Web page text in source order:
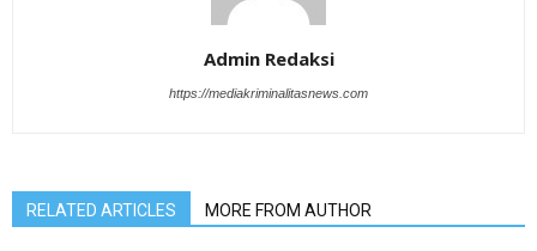
Admin Redaksi
https://mediakriminalitasnews.com
RELATED ARTICLES MORE FROM AUTHOR